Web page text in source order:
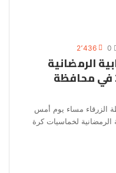
2٬436
الرمضانية
لخماسيات كرة القدم 2026 في محافظة
الزرقاء مساء يوم أمس
الرمضانية لخماسيات كرة